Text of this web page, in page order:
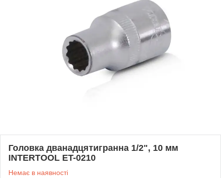
Головка дванадцятигранна 1/2", 10 мм
INTERTOOL ET-0210
Немає в наявності